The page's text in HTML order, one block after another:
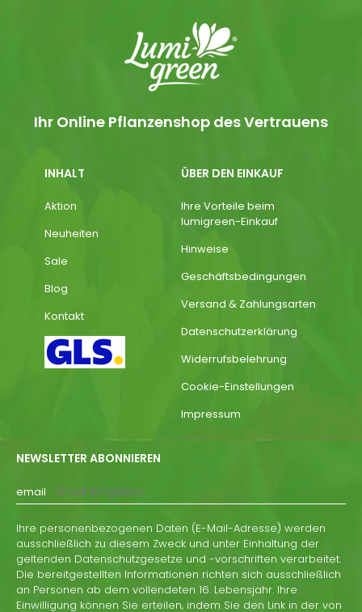
Ihr Online Pflanzenshop des Vertrauens
INHALT
Aktion
Neuheiten
Sale
Blog
Kontakt
ÜBER DEN EINKAUF
Ihre Vorteile beim
lumigreen-Einkauf
Hinweise
Geschäftsbedingungen
Versand & Zahlungsarten
Datenschutzerklärung
Widerrufsbelehrung
Cookie-Einstellungen
Impressum
NEWSLETTER ABONNIEREN
email
Ihre personenbezogenen Daten (E-Mail-Adresse) werden
ausschließlich zu diesem Zweck und unter Einhaltung der
geltenden Datenschutzgesetze und -vorschriften verarbeitet.
Die bereitgestellten Informationen richten sich ausschließlich
an Personen ab dem vollendeten 16. Lebensjahr. Ihre
Einwilligung können Sie erteilen, indem Sie den Link in der von